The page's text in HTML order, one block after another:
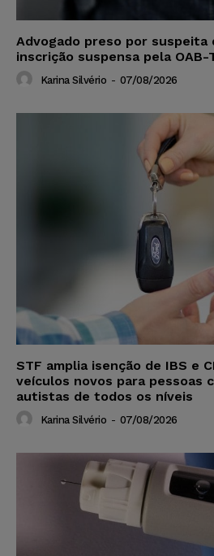
Advogado preso por
inscrição suspensa pela OAB-
Karina Silvério - 07/08/2026
STF amplia isenção de IBS e
veículos novos para pessoas
autistas de todos os níveis
Karina Silvério - 07/08/2026